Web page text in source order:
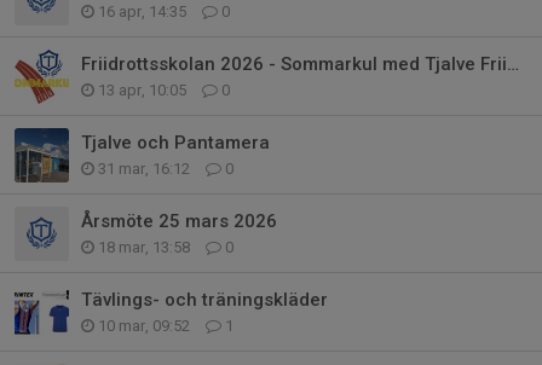
16 apr, 14:35 0
Friidrottsskolan 2026 - Sommarkul med Tjalve Friidrott
13 apr, 10:05 0
Tjalve och Pantamera
31 mar, 16:12 0
Årsmöte 25 mars 2026
18 mar, 13:58 0
Tävlings- och träningskläder
10 mar, 09:52 1